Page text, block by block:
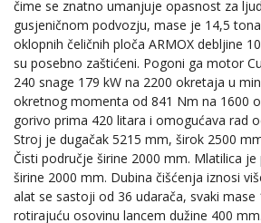
čime se znatno umanjuje opasnost za
gusjeničnom podvozju, mase je 14,5
oklopnih čeličnih ploča ARMOX debljine
su posebno zaštićeni. Pogoni ga motor
240 snage 179 kW na 2200 okretaja u
okretnog momenta od 841 Nm na 1600
gorivo prima 420 litara i omogućava rad
Stroj je dugačak 5215 mm, širok 2500
Čisti područje širine 2000 mm. Mlatilica
širine 2000 mm. Dubina čišćenja iznosi
alat se sastoji od 36 udarača, svaki mase
rotirajuću osovinu lancem dužine 400